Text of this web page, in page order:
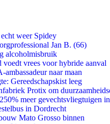
weer Spidey
Jan B. (66)
alcoholmisbruik
vrees voor hybride aanval
naar maan
Gereedschapskist leeg
Protix om
meer gevechtsvliegtuigen in
in Dordrecht
Mato Grosso binnen